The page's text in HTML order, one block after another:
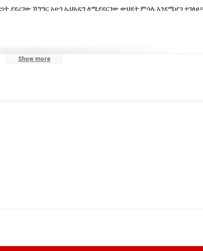
ያደረገው ሽግግር አሁን ኢህአዴግ ለሚያደርገው ውህደት ምሳሌ እንደሚሆን ተገለፀ።
Show more